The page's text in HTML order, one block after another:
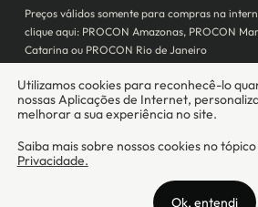
Preços válidos somente para compras na
clique aqui: PROCON Amazonas, PROCON
Catarina ou PROCON Rio de Janeiro
prestando os serviços de abertura de conta
crédito), conforme a regulação vigente.